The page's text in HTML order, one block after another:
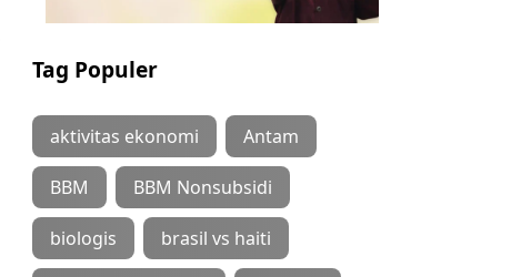
Tag Populer
aktivitas ekonomi Antam
BBM BBM Nonsubsidi
biologis brasil vs haiti